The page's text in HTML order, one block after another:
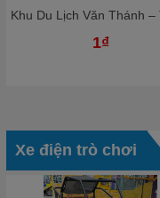
1₫
Xe điện trò chơi